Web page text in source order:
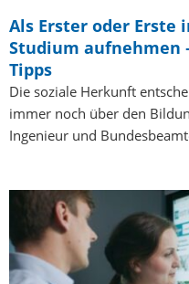
Als Erster oder Erste
Studium aufnehmen
Tipps
Die soziale Herkunft
immer noch über den
Ingenieur und